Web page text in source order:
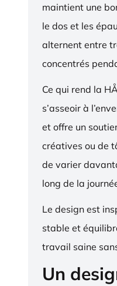
maintient une
le dos et les
alternent entre
concentrés
Ce qui rend la
s’asseoir à
et offre un
créatives ou de
de varier
long de la
Le design est
stable et
travail saine
Un